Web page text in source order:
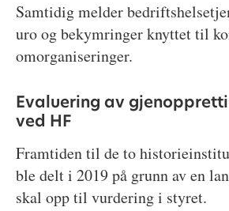
Samtidig melder
uro og bekymringer knyttet til
omorganiseringer.
Evaluering av
ved HF
Framtiden til de to
ble delt i 2019 på grunn av en
skal opp til vurdering i styret.